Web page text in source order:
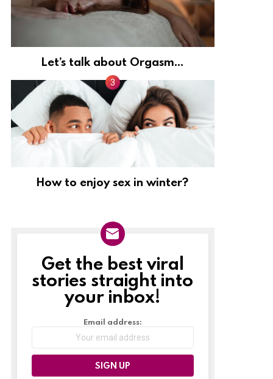
Let’s talk about Orgasm…
How to enjoy sex in winter?
NEWSLETTER
Get the best viral
stories straight into
your inbox!
Email address: